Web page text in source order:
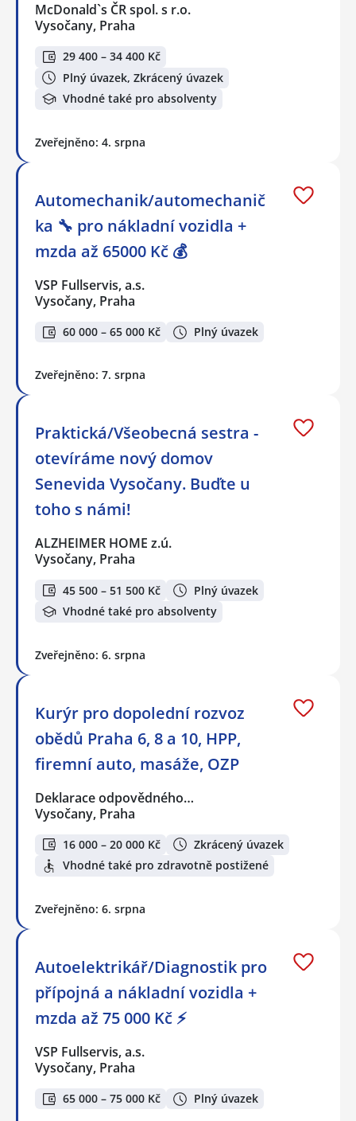
McDonald`s ČR spol. s r.o.
Vysočany, Praha
29 400 – 34 400 Kč
Plný úvazek, Zkrácený úvazek
Vhodné také pro absolventy
Zveřejněno: 4. srpna
Automechanik/automechanič
ka 🔧 pro nákladní vozidla +
mzda až 65000 Kč 💰
VSP Fullservis, a.s.
Vysočany, Praha
60 000 – 65 000 Kč Plný úvazek
Zveřejněno: 7. srpna
Praktická/Všeobecná sestra -
otevíráme nový domov
Senevida Vysočany. Buďte u
toho s námi!
ALZHEIMER HOME z.ú.
Vysočany, Praha
45 500 – 51 500 Kč
Plný úvazek
Vhodné také pro absolventy
Zveřejněno: 6. srpna
Kurýr pro dopolední rozvoz
obědů Praha 6, 8 a 10, HPP,
firemní auto, masáže, OZP
Deklarace odpovědného…
Vysočany, Praha
16 000 – 20 000 Kč
Zkrácený úvazek
Vhodné také pro zdravotně postižené
Zveřejněno: 6. srpna
Autoelektrikář/Diagnostik pro
přípojná a nákladní vozidla +
mzda až 75 000 Kč ⚡
VSP Fullservis, a.s.
Vysočany, Praha
65 000 – 75 000 Kč Plný úvazek